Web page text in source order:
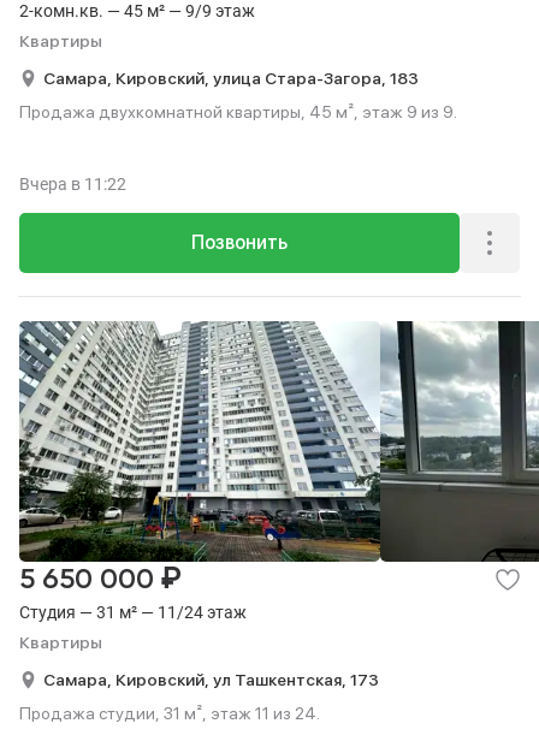
2-комн.кв. — 45 м² — 9/9 этаж
Квартиры
Самара, Кировский, улица Стара-Загора, 183
Продажа двухкомнатной квартиры, 45 м², этаж 9 из 9.
Позвонить
Вчера в 11:22
Студия — 31 м² — 11/24 этаж
Квартиры
5 650 000 ₽
Самара, Кировский, ул Ташкентская, 173
Продажа студии, 31 м², этаж 11 из 24.